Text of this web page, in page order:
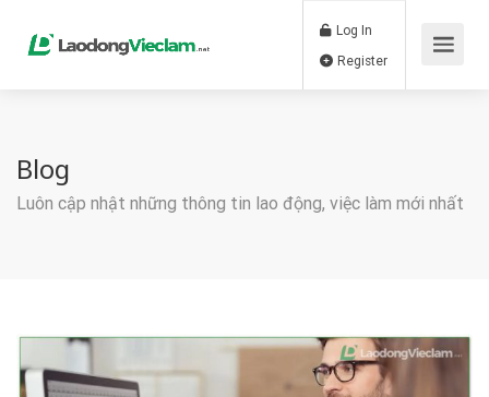
Log In
Blog
Luôn cập nhật những thông tin lao động, việc làm mới nhất